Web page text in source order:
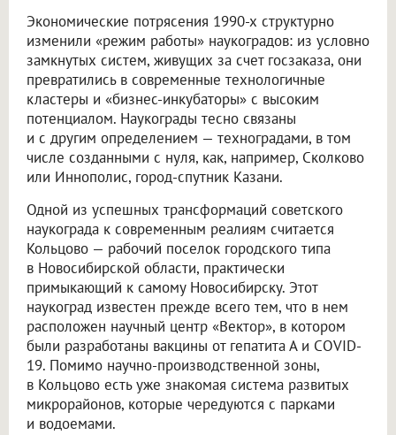
Экономические потрясения 1990-х структурно
изменили «режим работы» наукоградов: из условно
замкнутых систем, живущих за счет госзаказа, они
превратились в современные технологичные
кластеры и «бизнес-инкубаторы» с высоким
потенциалом. Наукограды тесно связаны
и с другим определением — техноградами, в том
числе созданными с нуля, как, например, Сколково
или Иннополис, город-спутник Казани.
Одной из успешных трансформаций советского
наукограда к современным реалиям считается
Кольцово — рабочий поселок городского типа
в Новосибирской области, практически
примыкающий к самому Новосибирску. Этот
наукоград известен прежде всего тем, что в нем
расположен научный центр «Вектор», в котором
были разработаны вакцины от гепатита А и COVID-
19. Помимо научно-производственной зоны,
в Кольцово есть уже знакомая система развитых
микрорайонов, которые чередуются с парками
и водоемами.